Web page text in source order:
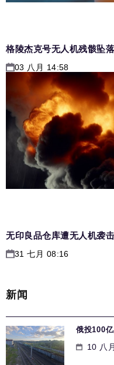
格陵杰克号无人机残骸坠
03 八月 14:58
无印良品仓库遭无人机袭
31 七月 08:16
新闻
俄投100
10 八